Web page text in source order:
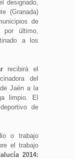
designado,
(Granada)
de
último,
a los
recibirá el
del
Jaén a la
limpio. El
de
o trabajo
el trabajo
2014: